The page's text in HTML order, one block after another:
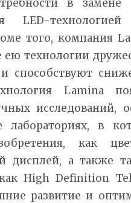
в замене
LED-технологией
того, компания
ею технологии
способствуют
Lamina
исследований,
в
как
дисплей, а также
High Definition
развитие и